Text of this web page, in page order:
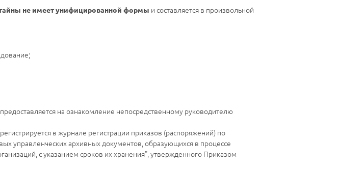
не имеет унифицированной формы и составляется в произвольной
на ознакомление непосредственному руководителю
в журнале регистрации приказов (распоряжений) по
управленческих архивных документов, образующихся в процессе
с указанием сроков их хранения", утвержденного Приказом